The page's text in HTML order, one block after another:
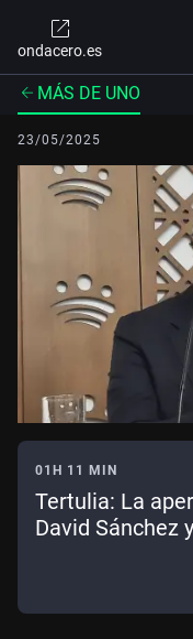
ondacero.es
MÁS DE UNO
23/05/2025
01H 11 MIN
Tertulia: La
David Sánchez